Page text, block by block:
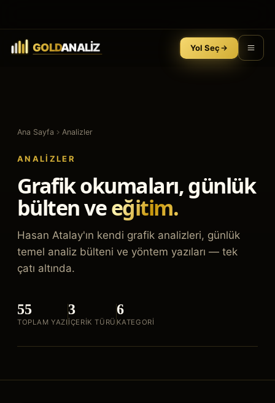
Yol Seç
Ana Sayfa Analizler
ANALIZLER
Grafik okumaları, günlük
bülten veeğitim.
Hasan Atalay'ın kendi grafik analizleri, günlük
temel analiz bülteni ve yöntem yazıları — tek
çatı altında.
55
TOPLAM YAZI
3
IÇERIK TÜRÜ
6
KATEGORI